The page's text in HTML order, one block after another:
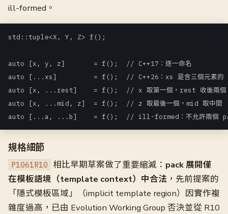
ill-formed。
std::tuple<X, Y, Z> f();
auto [x, y, z]       = f();  // C++17：逐一命名
auto [...xs]         = f();  // C++26：xs 是含三個元素的
auto [x, ...rest]    = f();  // x 取第一個，rest 收後兩個
auto [x, ...mid, z]  = f();  // z 取最後一個，mid 取中間
規格細節
P1061R10 相比早期草案做了重要縮減： pack 展開僅
在模板語境（template context）中合法 ，先前提案的
「隱式模板區域」（implicit template region）因實作複
雜度過高，已由 Evolution Working Group 否決並從 R10